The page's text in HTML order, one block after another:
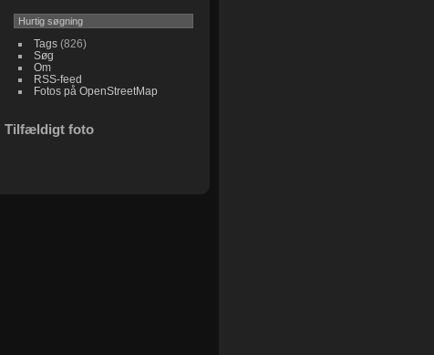
Tags(826)
Søg
Om
RSS-feed
Fotos på OpenStreetMap
Tilfældigt foto